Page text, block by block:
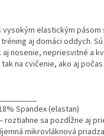
vysokým elastickým pásom
aj domáci oddych.
nosenie, nepriesvitné a
na cvičenie, ako aj
Spandex (elastan)
roztiahne sa pozdĺžne aj
mikrovláknová priadza